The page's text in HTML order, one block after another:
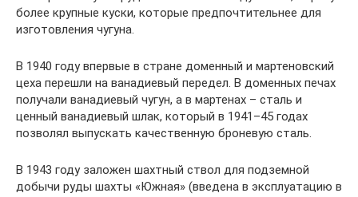
более крупные куски, которые предпочтительнее для
изготовления чугуна.
В 1940 году впервые в стране доменный и мартеновский
цеха перешли на ванадиевый передел. В доменных печах
получали ванадиевый чугун, а в мартенах – сталь и
ценный ванадиевый шлак, который в 1941–45 годах
позволял выпускать качественную броневую сталь.
В 1943 году заложен шахтный ствол для подземной
добычи руды шахты «Южная» (введена в эксплуатацию в